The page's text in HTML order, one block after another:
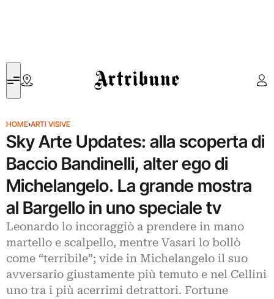
Artribune
HOME›ARTI VISIVE
Sky Arte Updates: alla scoperta di
Baccio Bandinelli, alter ego di
Michelangelo. La grande mostra
al Bargello in uno speciale tv
Leonardo lo incoraggiò a prendere in mano
martello e scalpello, mentre Vasari lo bollò
come “terribile”; vide in Michelangelo il suo
avversario giustamente più temuto e nel Cellini
uno tra i più acerrimi detrattori. Fortune